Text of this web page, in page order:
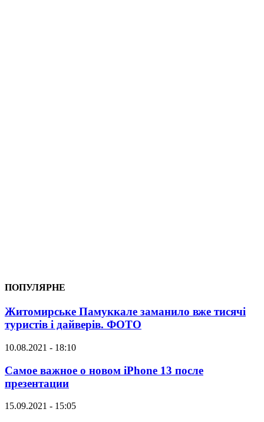
ПОПУЛЯРНЕ
Житомирське Памуккале заманило вже тисячі
туристів і дайверів. ФОТО
10.08.2021 - 18:10
Самое важное о новом iPhone 13 после
презентации
15.09.2021 - 15:05